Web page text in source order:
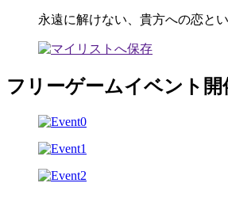
永遠に解けない、貴方への恋と
フリーゲームイベント開